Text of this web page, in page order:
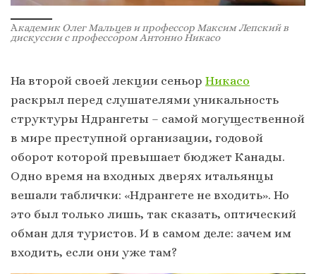
Академик Олег Мальцев и профессор Максим Лепский в
дискуссии с профессором Антонио Никасо
На второй своей лекции сеньор Никасо
раскрыл перед слушателями уникальность
структуры Ндрангеты – самой могущественной
в мире преступной организации, годовой
оборот которой превышает бюджет Канады.
Одно время на входных дверях итальянцы
вешали таблички: «Ндрангете не входить». Но
это был только лишь, так сказать, оптический
обман для туристов. И в самом деле: зачем им
входить, если они уже там?